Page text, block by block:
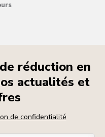
réduction en
actualités et
de confidentialité